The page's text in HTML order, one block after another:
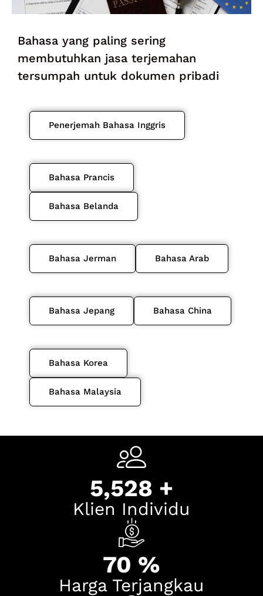
Bahasa yang paling sering
membutuhkan jasa terjemahan
tersumpah untuk dokumen pribadi
Penerjemah Bahasa Inggris
Bahasa Prancis
Bahasa Belanda
Bahasa Jerman Bahasa Arab
Bahasa Jepang Bahasa China
Bahasa Korea
Bahasa Malaysia
7,574+
Klien Individu
96 %
Harga Terjangkau